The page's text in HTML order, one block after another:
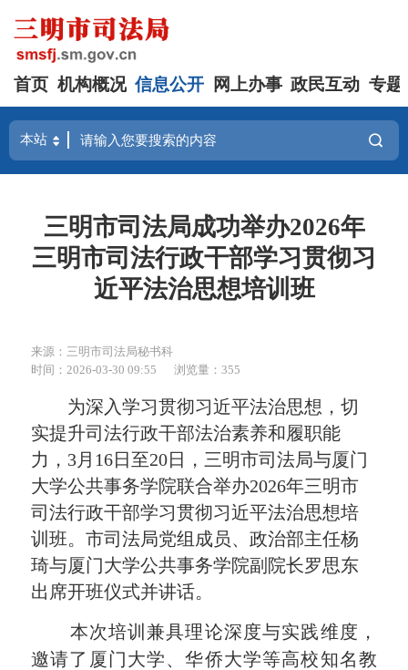
首页 机构概况 信息公开 网上办事 政民互动 专题
三明市司法局成功举办2026年
三明市司法行政干部学习贯彻习
近平法治思想培训班
来源：三明市司法局秘书科
时间：2026-03-30 09:55
浏览量：355
为深入学习贯彻习近平法治思想，切
实提升司法行政干部法治素养和履职能
力，3月16日至20日，三明市司法局与厦门
大学公共事务学院联合举办2026年三明市
司法行政干部学习贯彻习近平法治思想培
训班。市司法局党组成员、政治部主任杨
琦与厦门大学公共事务学院副院长罗思东
出席开班仪式并讲话。
本次培训兼具理论深度与实践维度，
邀请了厦门大学、华侨大学等高校知名教